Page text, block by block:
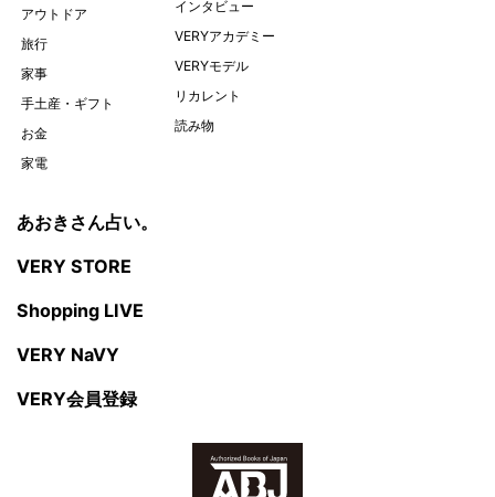
アウトドア
旅行
家事
手土産・ギフト
お金
家電
インタビュー
VERYアカデミー
VERYモデル
リカレント
読み物
あおきさん占い。
VERY STORE
Shopping LIVE
VERY NaVY
VERY会員登録